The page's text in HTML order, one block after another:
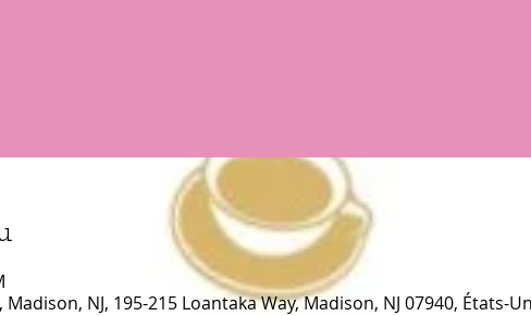
NJ, 195-215 Loantaka Way, Madison, NJ 07940, États-